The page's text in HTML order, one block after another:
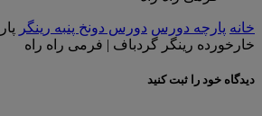
خانه پارچه دورس دورس دونخ پنبه رینگر
خارخورده رینگر گردباف | فرمی راه راه
دیدگاه خود را ثبت کنید